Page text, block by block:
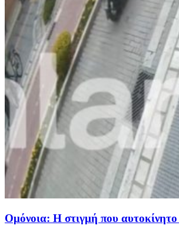
Ομόνοια: Η στιγμή που αυτοκίνητο